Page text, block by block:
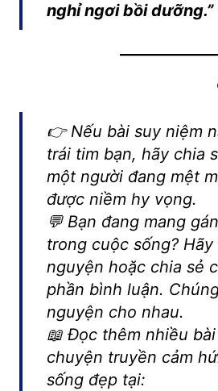
nghỉ ngơi bồi dưỡng.”
👉 Nếu bài suy niệm
trái tim bạn, hãy chia
một người đang mệt
được niềm hy vọng.
💬 Bạn đang mang
trong cuộc sống?
nguyện hoặc chia sẻ
phần bình luận.
nguyện cho nhau.
📖 Đọc thêm nhiều
chuyện truyền cảm
sống đẹp tại: